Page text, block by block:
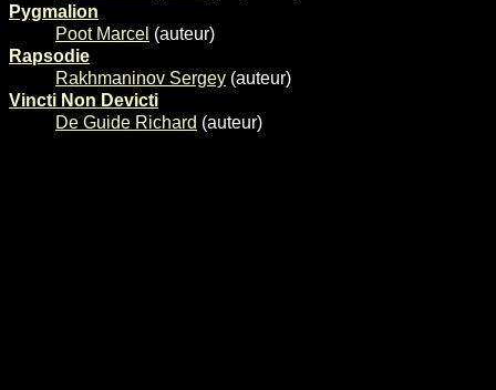
Pygmalion
Poot Marcel (auteur)
Rapsodie
Rakhmaninov Sergey (auteur)
Vincti Non Devicti
De Guide Richard (auteur)